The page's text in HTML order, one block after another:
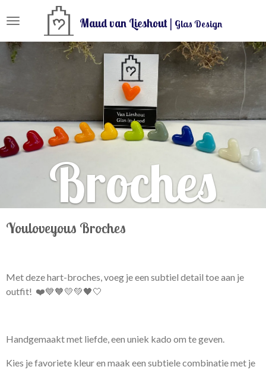
direct
naar
de
Maud van Lieshout | Glas Design
Broches
Youloveyous Broches
Met deze hart-broches, voeg je een subtiel detail toe aan je
outfit! ❤️💙🧡💛💚🖤🤍
Handgemaakt met liefde, een uniek kado om te geven.
Kies je favoriete kleur en maak een subtiele combinatie met je